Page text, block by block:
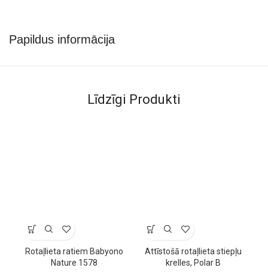
Papildus informācija
Līdzīgi Produkti
Rotaļlieta ratiem Babyono
Nature 1578
Attīstošā rotaļlieta stiepļu
krelles, Polar B